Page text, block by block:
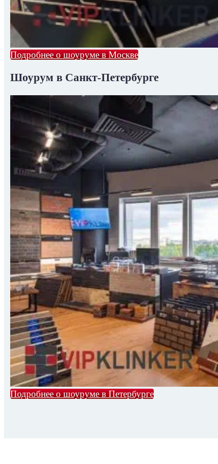
Подробнее о шоуруме в Москве
Шоурум в Санкт-Петербурге
Подробнее о шоуруме в Петербурге